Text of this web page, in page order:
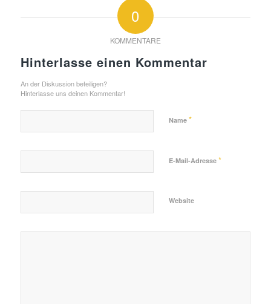
0
KOMMENTARE
Hinterlasse einen Kommentar
An der Diskussion beteiligen?
Hinterlasse uns deinen Kommentar!
Name *
E-Mail-Adresse *
Website